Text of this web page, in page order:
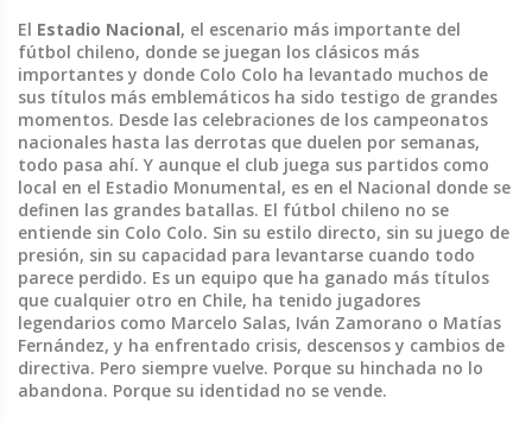
El Estadio Nacional, el escenario más importante del
fútbol chileno, donde se juegan los clásicos más
importantes y donde Colo Colo ha levantado muchos de
sus títulos más emblemáticos ha sido testigo de grandes
momentos. Desde las celebraciones de los campeonatos
nacionales hasta las derrotas que duelen por semanas,
todo pasa ahí. Y aunque el club juega sus partidos como
local en el Estadio Monumental, es en el Nacional donde se
definen las grandes batallas. El fútbol chileno no se
entiende sin Colo Colo. Sin su estilo directo, sin su juego de
presión, sin su capacidad para levantarse cuando todo
parece perdido. Es un equipo que ha ganado más títulos
que cualquier otro en Chile, ha tenido jugadores
legendarios como Marcelo Salas, Iván Zamorano o Matías
Fernández, y ha enfrentado crisis, descensos y cambios de
directiva. Pero siempre vuelve. Porque su hinchada no lo
abandona. Porque su identidad no se vende.